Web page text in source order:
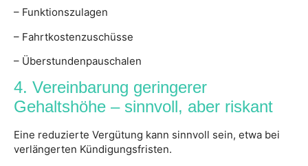
– Funktionszulagen
– Fahrtkostenzuschüsse
– Überstundenpauschalen
4. Vereinbarung geringerer
Gehaltshöhe – sinnvoll, aber riskant
Eine reduzierte Vergütung kann sinnvoll sein, etwa bei
verlängerten Kündigungsfristen.